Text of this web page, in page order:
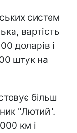
систем
вартість
доларів і
штук на
більш
"Лютий".
км і